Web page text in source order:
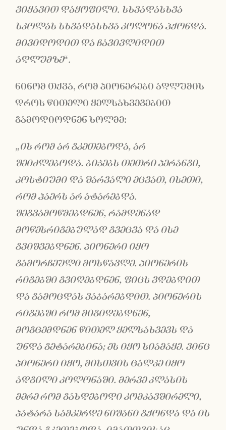
ვიყავით დაყოფილი. სხვადასხვა
სკოლას სხვადასხვა კოლონა ჰქონდა.
მივიდოდით და ჩავივლიდით
აღლუმზე“.
ნინომ თქვა, რომ პიონერები აღლუმის
დროს წითელი ყელსახვევებით
გამოდიოდნენ ხოლმე:
„ის რომ არ გკეთებოდა, არ
შეიძლებოდა. ბიჭებს თეთრი პერანგი,
კოსტიუმი და შარვალი ეცვათ, ისეთი,
რომ ჰაერს არ ატარებდა.
შეგვამოწმებდნენ, რამდენად
მოწესრიგებულად გვეცვა და ისე
გვიშვებდნენ. პიონერი იყო
გამორჩეული მოსწავლე. პიონერის
რიგებში გვიღებდნენ, ფიცს ვდებდით
და გამოცდას ვაბარებდით. პიონერის
რიგებში რომ მიგიღებდნენ,
მოგცემდნენ წითელ ყელსახვევს და
უნდა გეტარებინა; ეს იყო სიამაყე. ვინც
პიონერი იყო, მისთვის ცალკე იყო
ადგილი კოლონაში. მერვე კლასის
მერე რომ გახდებოდი კომკავშირელი,
პატარა სამკერდე ნიშანი გქონდა და ის